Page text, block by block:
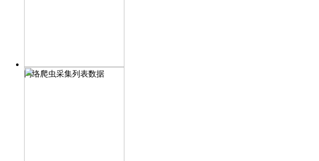
网络爬虫采集列表数据